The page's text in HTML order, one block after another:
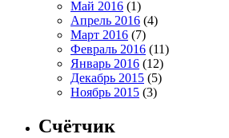
Май 2016 (1)
Апрель 2016 (4)
Март 2016 (7)
Февраль 2016 (11)
Январь 2016 (12)
Декабрь 2015 (5)
Ноябрь 2015 (3)
Счётчик